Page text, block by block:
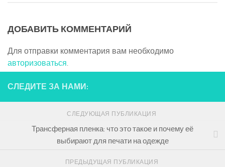
ДОБАВИТЬ КОММЕНТАРИЙ
Для отправки комментария вам необходимо
авторизоваться.
СЛЕДИТЕ ЗА НАМИ:
СЛЕДУЮЩАЯ ПУБЛИКАЦИЯ
Трансферная пленка: что это такое и почему её
выбирают для печати на одежде
ПРЕДЫДУЩАЯ ПУБЛИКАЦИЯ